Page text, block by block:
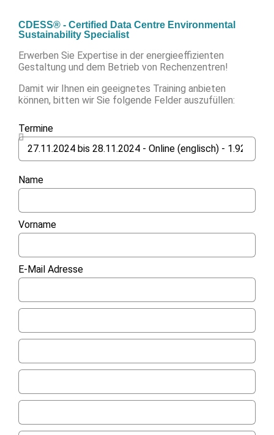
CDESS® - Certified Data Centre Environmental
Sustainability Specialist
Erwerben Sie Expertise in der energieeffizienten
Gestaltung und dem Betrieb von Rechenzentren!
Damit wir Ihnen ein geeignetes Training anbieten
können, bitten wir Sie folgende Felder auszufüllen:
Termine
Name
Vorname
E-Mail Adresse